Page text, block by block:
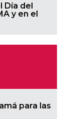
Día del
y en el
para las